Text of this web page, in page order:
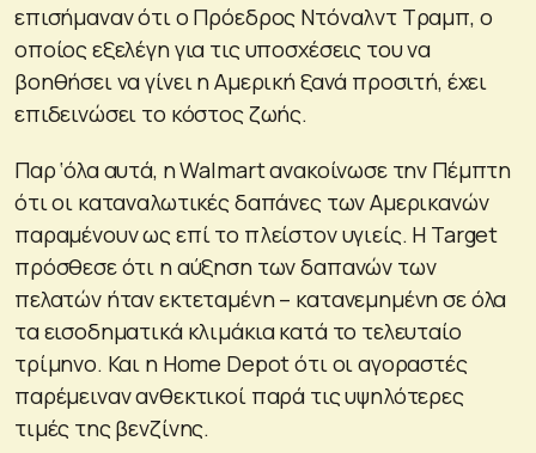
επισήμαναν ότι ο Πρόεδρος Ντόναλντ Τραμπ, ο
οποίος εξελέγη για τις υποσχέσεις του να
βοηθήσει να γίνει η Αμερική ξανά προσιτή, έχει
επιδεινώσει το κόστος ζωής.
Παρ ‘όλα αυτά, η Walmart ανακοίνωσε την Πέμπτη
ότι οι καταναλωτικές δαπάνες των Αμερικανών
παραμένουν ως επί το πλείστον υγιείς. Η Target
πρόσθεσε ότι η αύξηση των δαπανών των
πελατών ήταν εκτεταμένη – κατανεμημένη σε όλα
τα εισοδηματικά κλιμάκια κατά το τελευταίο
τρίμηνο. Και η Home Depot ότι οι αγοραστές
παρέμειναν ανθεκτικοί παρά τις υψηλότερες
τιμές της βενζίνης.